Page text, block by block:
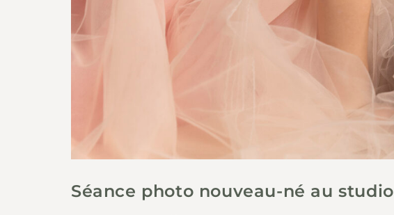
Séance photo nouveau-né au studio